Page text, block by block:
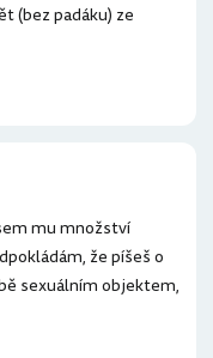
(bez padáku) ze
mu množství
že píšeš o
sexuálním objektem,